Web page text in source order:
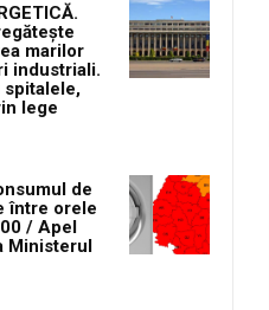
marilor
industriali.
spitalele,
lege
de
între orele
/ Apel
Ministerul